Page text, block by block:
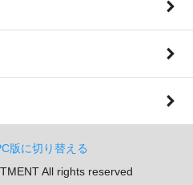
版に切り替える
All rights reserved